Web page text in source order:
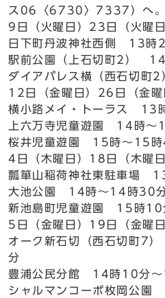
ス06〈6730〉7337）へ。
9日（火曜日）23日（火曜日
日下町丹波神社西側 13時
駅前公園（上石切町2）
ダイアパレス横（西石切
12日（金曜日）26日（金曜
横小路メイ・トーラス 13
上六万寺児童遊園 14時～
桜井児童遊園 15時～15
4日（木曜日）18日（木曜日
瓢箪山稲荷神社東駐車場
大池公園 14時～14時30
新池島町児童遊園 15時
5日（金曜日）19日（金曜日
オーク新石切（西石切町
分
豊浦公民分館 14時10分
シャルマンコーポ枚岡公